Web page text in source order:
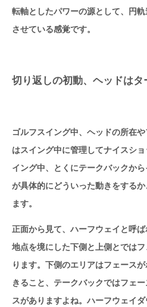
転軸としたパワーの源として、円
させている感覚です。
切り返しの初動、ヘッドは
ゴルフスイング中、ヘッドの所在
はスイング中に管理してナイスシ
イング中、とくにテークバックか
が具体的にどういった動きをする
ます。
正面から見て、ハーフウェイと呼
地点を境にした下側と上側とでは
ります。下側のエリアはフェース
きること、テークバックではフェ
スがありますよね。ハーフウェイ